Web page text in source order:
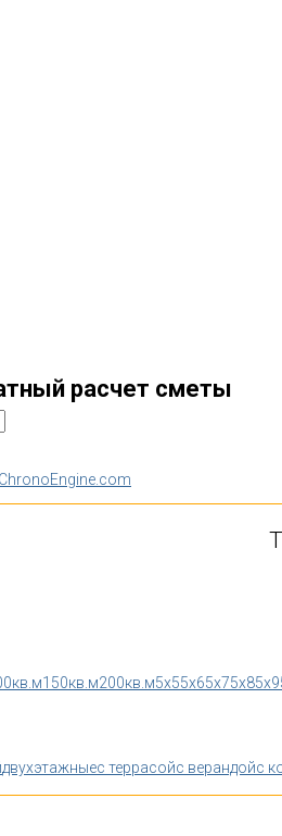
расчет сметы
150кв.м200кв.м5x55x65x75x85x9
двухэтажныес террасойс верандойс